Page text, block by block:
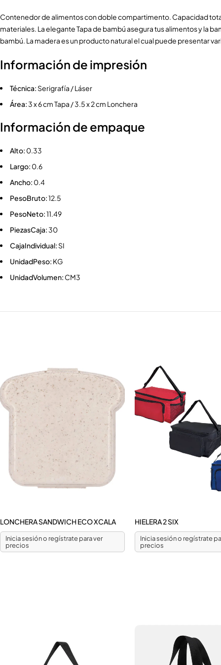
Contenedor de alimentos con doble compartimento. Capacidad
materiales. La elegante Tapa de bambú asegura tus alimentos y la
bambú. La madera es un producto natural el cual puede presentar
Información de impresión
Técnica: Serigrafía / Láser
Área: 3 x 6 cm Tapa / 3.5 x 2 cm Lonchera
Información de empaque
Alto: 0.33
Largo: 0.6
Ancho: 0.4
PesoBruto:12.5
PesoNeto:11.49
PiezasCaja: 30
CajaIndividual: SI
UnidadPeso: KG
UnidadVolumen: CM3
LONCHERA SANDWICH ECO XCALA
Inicia sesión o regístrate para ver
precios
HIELERA 2 SIX
Inicia sesión o regístrate
precios